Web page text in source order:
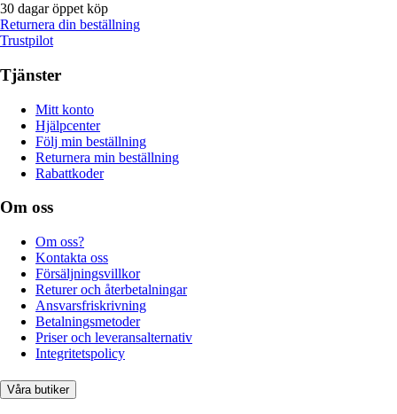
30 dagar öppet köp
Returnera din beställning
Trustpilot
Tjänster
Mitt konto
Hjälpcenter
Följ min beställning
Returnera min beställning
Rabattkoder
Om oss
Om oss?
Kontakta oss
Försäljningsvillkor
Returer och återbetalningar
Ansvarsfriskrivning
Betalningsmetoder
Priser och leveransalternativ
Integritetspolicy
Våra butiker